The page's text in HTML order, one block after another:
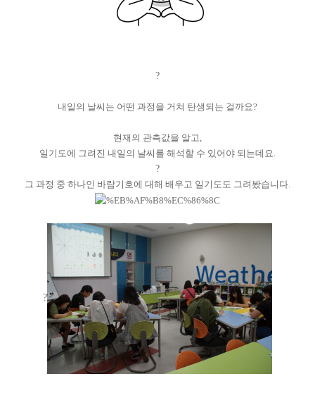
?
내일의 날씨는 어떤 과정을 거쳐 탄생되는 걸까요?
현재의 관측값을 알고,
일기도에 그려진 내일의 날씨를 해석할 수 있어야 되는데요.
?
그 과정 중 하나인 바람기호에 대해 배우고 일기도도 그려봤습니다.
?